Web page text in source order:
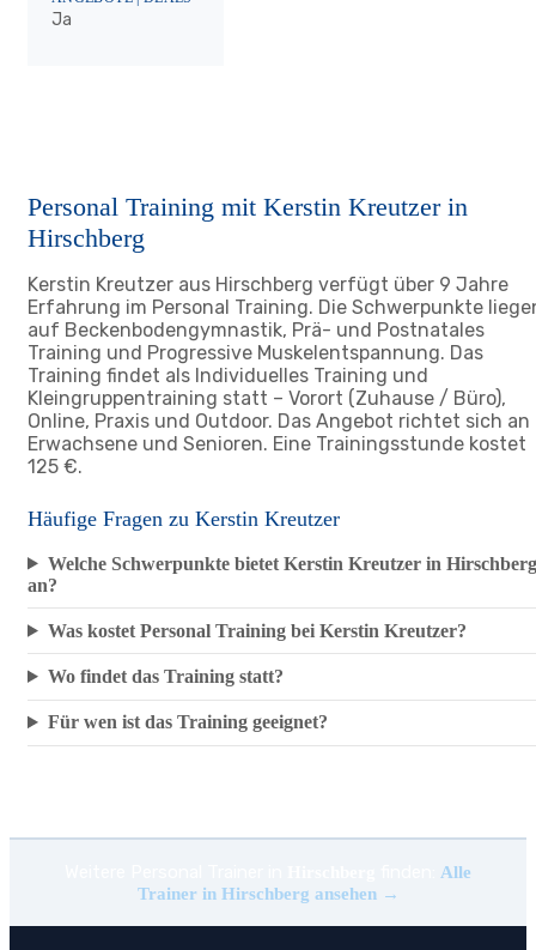
Ja
Personal Training mit Kerstin Kreutzer in
Hirschberg
Kerstin Kreutzer aus Hirschberg verfügt über 9 Jahre
Erfahrung im Personal Training. Die Schwerpunkte
auf Beckenbodengymnastik, Prä- und Postnatales
Training und Progressive Muskelentspannung. Das
Training findet als Individuelles Training und
Kleingruppentraining statt – Vorort (Zuhause / Büro),
Online, Praxis und Outdoor. Das Angebot richtet sich an
Erwachsene und Senioren. Eine Trainingsstunde kostet
125 €.
Häufige Fragen zu Kerstin Kreutzer
Welche Schwerpunkte bietet Kerstin Kreutzer in Hirschberg
an?
Was kostet Personal Training bei Kerstin Kreutzer?
Wo findet das Training statt?
Für wen ist das Training geeignet?
Alle
Trainer in Hirschberg ansehen →